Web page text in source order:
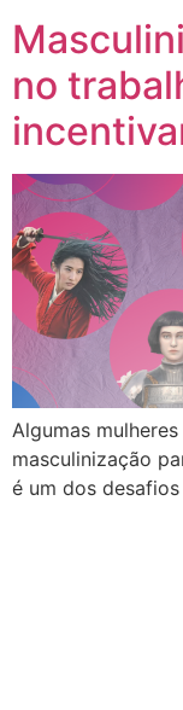
no
Algumas
masculinização
é um dos